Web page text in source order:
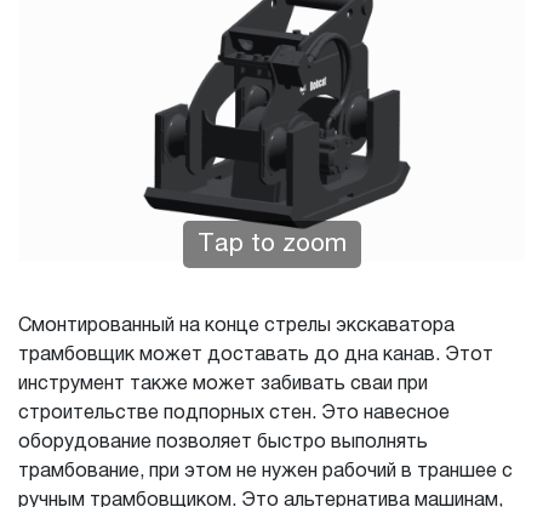
Tap to zoom
Смонтированный на конце стрелы экскаватора
трамбовщик может доставать до дна канав. Этот
инструмент также может забивать сваи при
строительстве подпорных стен. Это навесное
оборудование позволяет быстро выполнять
трамбование, при этом не нужен рабочий в траншее с
ручным трамбовщиком. Это альтернатива машинам,